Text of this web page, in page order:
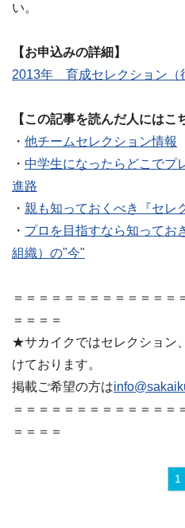
い。
【お申込みの詳細】
2013年 育成セレクション（
【この記事を読んだ人にはこ
・ 他チームセレクション情報
・ 中学生になったらどこでプ
進路
・ 親も知っておくべき『セレ
・ プロを目指すなら知ってお
組織）の"今"
＝＝＝＝＝＝＝＝＝＝＝＝＝
＝＝＝＝
★サカイクではセレクション
けております。
掲載ご希望の方は
＝＝＝＝＝＝＝＝＝＝＝＝＝
＝＝＝＝
1